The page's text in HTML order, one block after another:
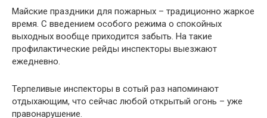
Майские праздники для пожарных – традиционно жаркое
время. С введением особого режима о спокойных
выходных вообще приходится забыть. На такие
профилактические рейды инспекторы выезжают
ежедневно.
Терпеливые инспекторы в сотый раз напоминают
отдыхающим, что сейчас любой открытый огонь – уже
правонарушение.